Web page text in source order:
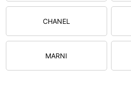
CHANEL
MARNI